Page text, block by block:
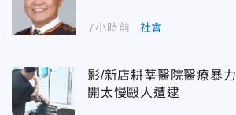
7小時前 社會
影/新店耕莘醫院醫療暴
開太慢毆人遭逮